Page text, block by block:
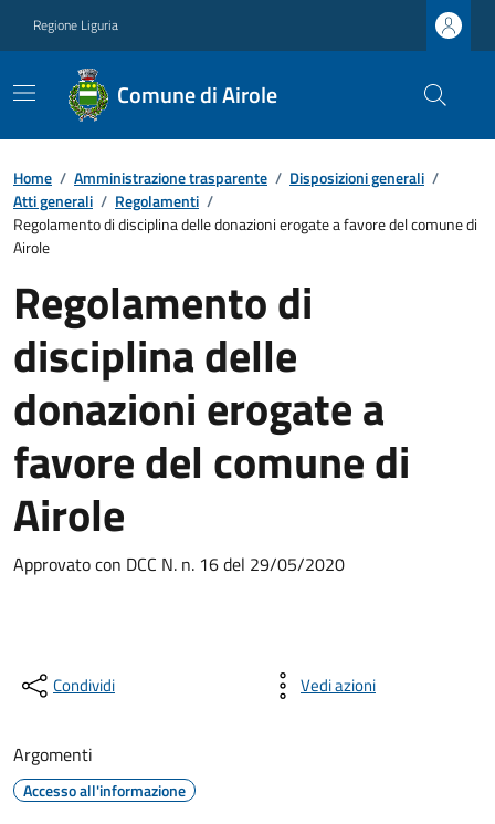
Regione Liguria
Comune di Airole
Home / Amministrazione trasparente / Disposizioni generali /
Atti generali / Regolamenti /
Regolamento di disciplina delle donazioni erogate a favore del comune di
Airole
Regolamento di
disciplina delle
donazioni erogate a
favore del comune di
Airole
Approvato con DCC N. n. 16 del 29/05/2020
Condividi Vedi azioni
Argomenti
Accesso all'informazione